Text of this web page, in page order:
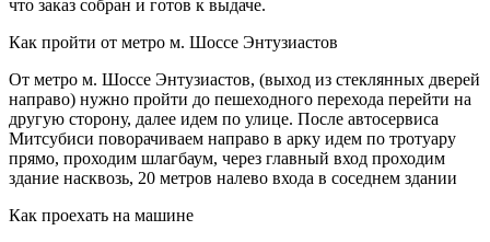
что заказ собран и готов к выдаче.
Как пройти от метро м. Шоссе Энтузиастов
От метро м. Шоссе Энтузиастов, (выход из стеклянных дверей
направо) нужно пройти до пешеходного перехода перейти на
другую сторону, далее идем по улице. После автосервиса
Митсубиси поворачиваем направо в арку идем по тротуару
прямо, проходим шлагбаум, через главный вход проходим
здание насквозь, 20 метров налево входа в соседнем здании
Как проехать на машине